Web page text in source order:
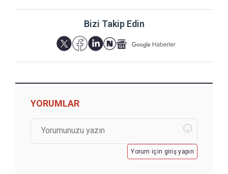
Bizi Takip Edin
YORUMLAR
Yorum için giriş yapın